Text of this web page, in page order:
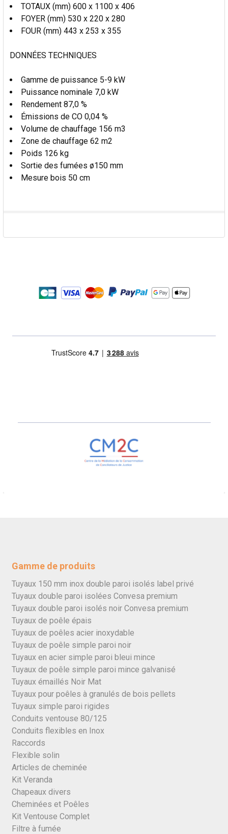
TOTAUX (mm) 600 x 1100 x 406
FOYER (mm) 530 x 220 x 280
FOUR (mm) 443 x 253 x 355
DONNÉES TECHNIQUES
Gamme de puissance 5-9 kW
Puissance nominale 7,0 kW
Rendement 87,0 %
Émissions de CO 0,04 %
Volume de chauffage 156 m3
Zone de chauffage 62 m2
Poids 126 kg
Sortie des fumées ø150 mm
Mesure bois 50 cm
Gamme de produits
Tuyaux 150 mm inox double paroi isolés label privé
Tuyaux double paroi isolées Convesa premium
Tuyaux double paroi isolés noir Convesa premium
Tuyaux de poêle épais
Tuyaux de poêles acier inoxydable
Tuyaux de poêle simple paroi noir
Tuyaux en acier simple paroi bleui mince
Tuyaux de poêle simple paroi mince galvanisé
Tuyaux émaillés Noir Mat
Tuyaux pour poêles à granulés de bois pellets
Tuyaux simple paroi rigides
Conduits ventouse 80/125
Conduits flexibles en Inox
Raccords
Flexible solin
Articles de cheminée
Kit Veranda
Chapeaux divers
Cheminées et Poêles
Kit Ventouse Complet
Filtre à fumée